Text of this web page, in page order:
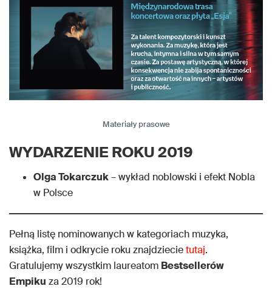
Materiały prasowe
WYDARZENIE ROKU 2019
Olga Tokarczuk– wykład noblowski i efekt Nobla
w Polsce
Pełną listę nominowanych w kategoriach muzyka,
książka, film i odkrycie roku znajdziecietutaj.
Gratulujemy wszystkim laureatom Bestsellerów
Empiku za 2019 rok!